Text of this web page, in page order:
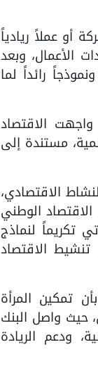
أو عملاً ريادياً
الأعمال، وبعد
رائداً لما
واجهت الاقتصاد
مستندة إلى
الاقتصادي،
الاقتصاد الوطني
النمو والتكيف. وأضاف أن جائزة التميز لسيدات الأعمال 2026 تأتي تكريماً لنماذج
الاقتصاد
تمكين المرأة
واصل البنك
ودعم الريادة